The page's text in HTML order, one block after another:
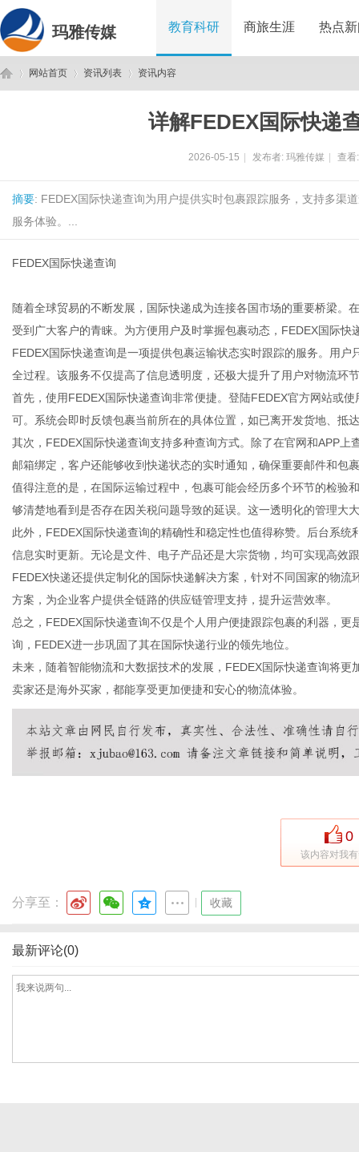
玛雅传媒 教育科研 商旅生涯 热点
网站首页 资讯列表 资讯内容
详解FEDEX国际快递
2026-05-15 发布者: 玛雅传媒 查
摘要: FEDEX国际快递查询为用户提供实时包裹跟踪服务，支持多渠
服务体验。...
FEDEX国际快递查询
随着全球贸易的不断发展，国际快递成为连接各国市场的重要桥梁。
受到广大客户的青睐。为方便用户及时掌握包裹动态，FEDEX国际快
FEDEX国际快递查询是一项提供包裹运输状态实时跟踪的服务。用
全过程。该服务不仅提高了信息透明度，还极大提升了用户对物流环
首先，使用FEDEX国际快递查询非常便捷。登陆FEDEX官方网站或
可。系统会即时反馈包裹当前所在的具体位置，如已离开发货地、抵
其次，FEDEX国际快递查询支持多种查询方式。除了在官网和APP
邮箱绑定，客户还能够收到快递状态的实时通知，确保重要邮件和包
值得注意的是，在国际运输过程中，包裹可能会经历多个环节的检验
够清楚地看到是否存在因关税问题导致的延误。这一透明化的管理大
此外，FEDEX国际快递查询的精确性和稳定性也值得称赞。后台系
信息实时更新。无论是文件、电子产品还是大宗货物，均可实现高效
FEDEX快递还提供定制化的国际快递解决方案，针对不同国家的物
方案，为企业客户提供全链路的供应链管理支持，提升运营效率。
总之，FEDEX国际快递查询不仅是个人用户便捷跟踪包裹的利器，
询，FEDEX进一步巩固了其在国际快递行业的领先地位。
未来，随着智能物流和大数据技术的发展，FEDEX国际快递查询将
卖家还是海外买家，都能享受更加便捷和安心的物流体验。
0
该内容对我
分享至： 收藏
最新评论(0)